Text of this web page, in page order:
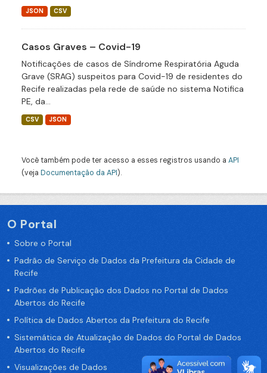
JSON CSV
Casos Graves – Covid-19
Notificações de casos de Síndrome Respiratória Aguda
Grave (SRAG) suspeitos para Covid-19 de residentes do
Recife realizadas pela rede de saúde no sistema Notifica
PE, da...
CSV JSON
Você também pode ter acesso a esses registros usando a API
(veja Documentação da API).
O Portal
Sobre o Portal
Padrão de Serviço de Dados da Prefeitura da Cidade de
Recife
Padrões de Publicação dos Dados no Portal de Dados
Abertos do Recife
Política de Dados Abertos da Prefeitura do Recife
Sistemática de Atualização de Dados do Portal de Dados
Abertos do Recife
Visualizações de Dados